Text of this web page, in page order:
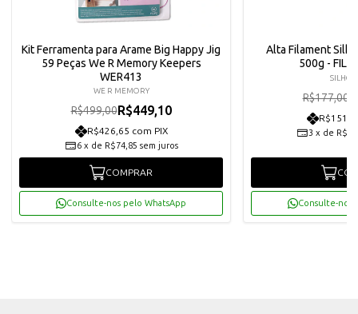
Kit Ferramenta para Arame Big Happy Jig
59 Peças We R Memory Keepers
WER413
WE R MEMORY
R$499,00R$449,10
R$426,65 com PIX
6 x de R$74,85 sem juros
COMPRAR
Consulte-nos pelo WhatsApp
Alta Filament
500g -
R$177,00
3 x de
Consulte-nos